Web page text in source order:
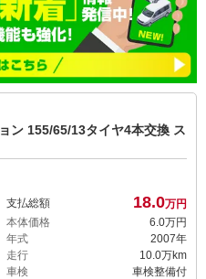
ン 155/65/13タイヤ4本交換 ス
支払総額 18.0万円
本体価格
6. 0万円
年式
2007年
走行
10.0万km
車検
車検整備付